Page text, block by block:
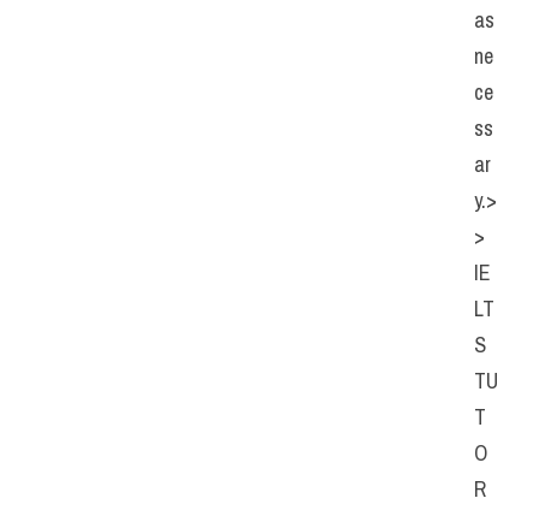
as
ne
ce
ss
ar
y.>
>
IE
LT
S
TU
T
O
R